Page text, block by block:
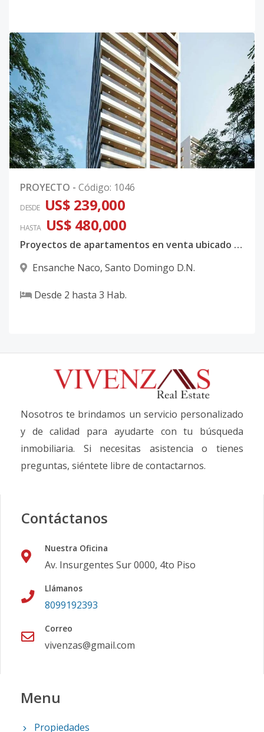
PROYECTO - Código: 1046
DESDE US$ 239,000
HASTA US$ 480,000
Proyectos de apartamentos en venta ubicado en el ensanche Naco
Ensanche Naco, Santo Domingo D.N.
Desde 2 hasta 3 Hab.
Nosotros te brindamos un servicio personalizado
y de calidad para ayudarte con tu búsqueda
inmobiliaria. Si necesitas asistencia o tienes
preguntas, siéntete libre de contactarnos.
Contáctanos
Nuestra Oficina
Av. Insurgentes Sur 0000, 4to Piso
Llámanos
8099192393
Correo
vivenzas@gmail.com
Menu
Propiedades